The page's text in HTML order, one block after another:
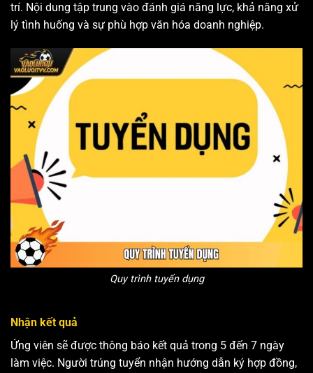
trí. Nội dung tập trung vào đánh giá năng lực, khả năng xử
lý tình huống và sự phù hợp văn hóa doanh nghiệp.
Quy trình tuyển dụng
Nhận kết quả
Ứng viên sẽ được thông báo kết quả trong 5 đến 7 ngày
làm việc. Người trúng tuyển nhận hướng dẫn ký hợp đồng,